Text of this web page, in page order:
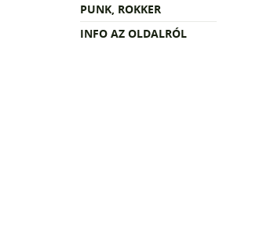
PUNK, ROKKER
INFO AZ OLDALRÓL